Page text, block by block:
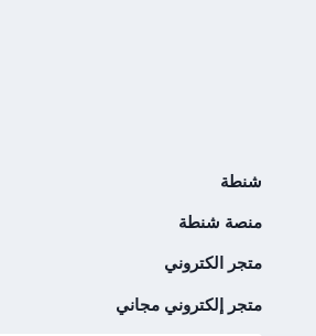
شنطة
منصة شنطة
متجر الكتروني
متجر إلكتروني مجاني